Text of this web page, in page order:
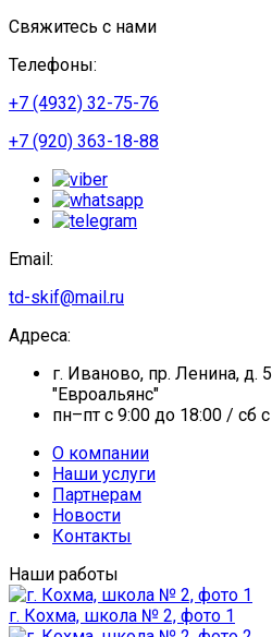
Свяжитесь с нами
Телефоны:
+7 (4932) 32-75-76
+7 (920) 363-18-88
Email:
td-skif@mail.ru
Адреса:
г. Иваново, пр. Ленина, д.
"Евроальянс"
пн–пт с 9:00 до 18:00 / сб
О компании
Наши услуги
Партнерам
Новости
Контакты
Наши работы
г. Кохма, школа № 2, фото 1